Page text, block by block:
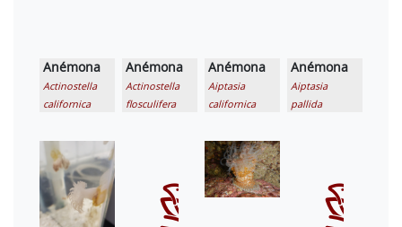
Anémona
Actinostella
californica
Anémona
Actinostella
flosculifera
Anémona
Aiptasia
californica
Anémona
Aiptasia
pallida